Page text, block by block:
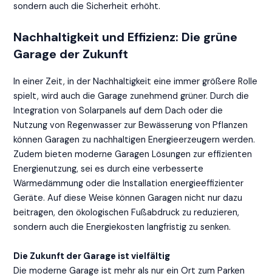
sondern auch die Sicherheit erhöht.
Nachhaltigkeit und Effizienz: Die grüne
Garage der Zukunft
In einer Zeit, in der Nachhaltigkeit eine immer größere Rolle
spielt, wird auch die Garage zunehmend grüner. Durch die
Integration von Solarpanels auf dem Dach oder die
Nutzung von Regenwasser zur Bewässerung von Pflanzen
können Garagen zu nachhaltigen Energieerzeugern werden.
Zudem bieten moderne Garagen Lösungen zur effizienten
Energienutzung, sei es durch eine verbesserte
Wärmedämmung oder die Installation energieeffizienter
Geräte. Auf diese Weise können Garagen nicht nur dazu
beitragen, den ökologischen Fußabdruck zu reduzieren,
sondern auch die Energiekosten langfristig zu senken.
Die Zukunft der Garage ist vielfältig
Die moderne Garage ist mehr als nur ein Ort zum Parken